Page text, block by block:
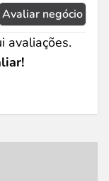
Avaliar negócio
avaliações.